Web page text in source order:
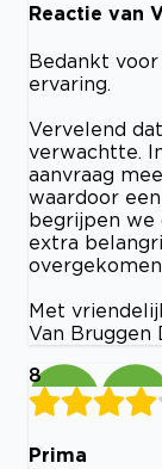
Reactie van
Bedankt
ervaring.
Vervelend
verwachtte.
aanvraag
waardoor
begrijpen we
extra
Met
Van Bruggen
8
Prima